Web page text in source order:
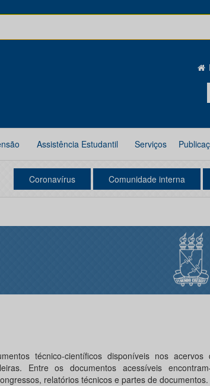
Assistência Estudantil Serviços
Coronavírus Comunidade interna
técnico-científicos disponíveis nos acervos
Entre os documentos acessíveis
relatórios técnicos e partes de documentos.